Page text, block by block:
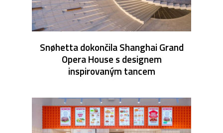
Snøhetta dokončila Shanghai Grand
Opera House s designem
inspirovaným tancem